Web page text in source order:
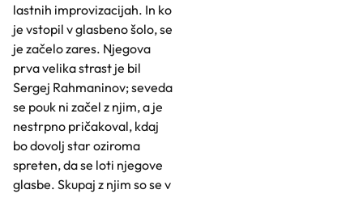
lastnih improvizacijah. In ko
je vstopil v glasbeno šolo, se
je začelo zares. Njegova
prva velika strast je bil
Sergej Rahmaninov; seveda
se pouk ni začel z njim, a je
nestrpno pričakoval, kdaj
bo dovolj star oziroma
spreten, da se loti njegove
glasbe. Skupaj z njim so se v